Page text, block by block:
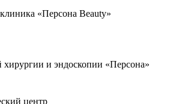
«Персона Beauty»
хирургии и эндоскопии «Персона»
центр